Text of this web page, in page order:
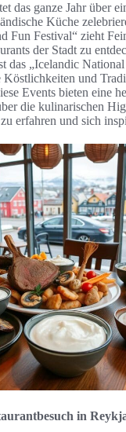
das ganze Jahr über
Küche
Fun Festival“ zieht
der Stadt zu
das „Icelandic
Köstlichkeiten und
Events bieten eine
die kulinarischen
erfahren und sich
in